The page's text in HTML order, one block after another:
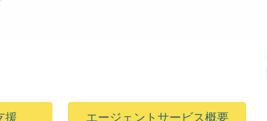
援 エージェントサービス概要